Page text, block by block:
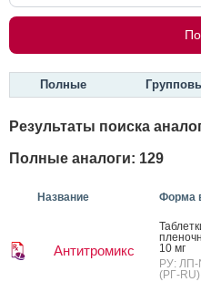
Полные
Результаты поиска
Полные аналоги: 129
Название Форма
Антитромикс
10 мг
РУ: ЛП-
(РГ-